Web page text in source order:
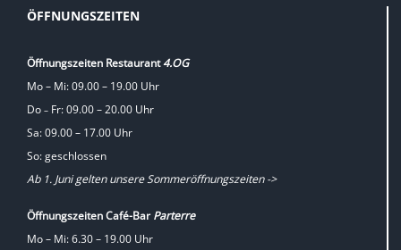
ÖFFNUNGSZEITEN
Öffnungszeiten Restaurant4.OG
Mo – Mi: 09.00 – 19.00 Uhr
Do – Fr: 09.00 – 20.00 Uhr
Sa: 09.00 – 17.00 Uhr
So: geschlossen
Ab 1. Juni gelten unsere Sommeröffnungszeiten ->
Öffnungszeiten Café-BarParterre
Mo – Mi: 6.30 – 19.00 Uhr